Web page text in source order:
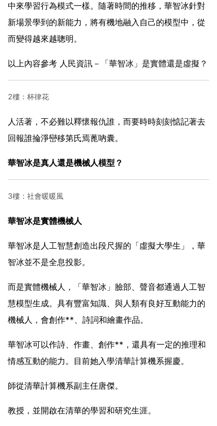
中來學習行為模式一樣。隨著時間的推移，華智冰針對
新場景學到的新能力，將有機地融入自己的模型中，從
而變得越來越聰明。
以上內容參考 人民資訊－「華智冰」是實體還是虛擬？
2樓：杯律花
人活著，不必難以釋懷報仇誰，而要時時刻刻惦記著去
回報誰掄淨巒移第氏焉蓖吶囊。
華智冰是真人還是機械人模型？
3樓：社會暖暖風
華智冰是實體機械人
華智冰是人工智慧創造出段尺握的「虛擬大學生」，華
智冰並不是全息投影。
而是實體機械人，「華智冰」臉部、聲音都通過人工智
慧模型生成。具有豐富知識、與人類有良好互動能力的
機械人，會創作**、詩詞和繪畫作品。
華智冰可以作詩、作畫、創作**，還具有一定的推理和
情感互動的能力。目前她入學清華計算機系握慶。
師從清華計算機系副主任唐傑。
教授，並開啟在清華的學習和研究生涯。